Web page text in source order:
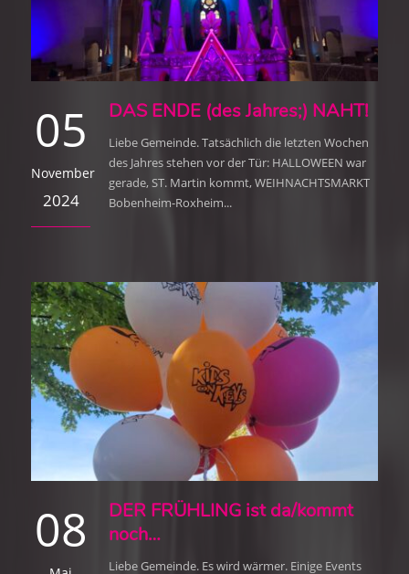
05
November
2024
DAS ENDE (des Jahres;) NAHT!
Liebe Gemeinde. Tatsächlich die letzten Wochen
des Jahres stehen vor der Tür: HALLOWEEN war
gerade, ST. Martin kommt, WEIHNACHTSMARKT
Bobenheim-Roxheim...
08
DER FRÜHLING ist da/kommt
noch…
Liebe Gemeinde. Es wird wärmer. Einige Events